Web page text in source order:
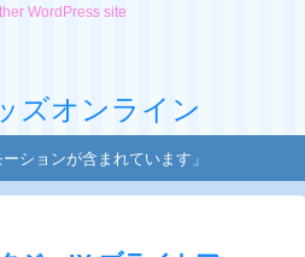
WordPress site
ズオンライン
ションが含まれています」